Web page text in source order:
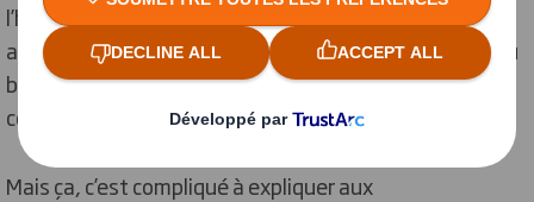
l’heure actuelle. Dans bien des cas, des solutions
alternatives n’existent tout simplement pas encore ou
bien leur mise en place se révélerait trop complexe ou
coûteuse.
Mais ça, c’est compliqué à expliquer aux